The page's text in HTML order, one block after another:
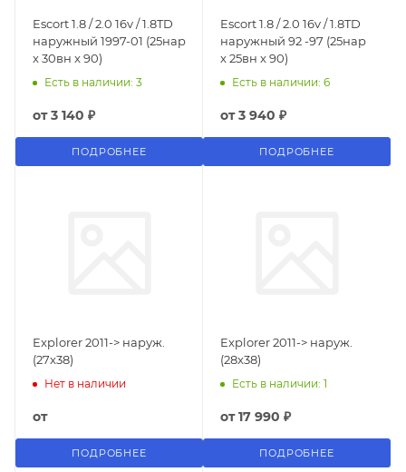
Escort 1.8 / 2.0 16v / 1.8TD
наружный 1997-01 (25нар
x 30вн x 90)
Есть в наличии: 3
от3 140 ₽
ПОДРОБНЕЕ
Escort 1.8 / 2.0 16v / 1.8TD
наружный 92 -97 (25нар
x 25вн x 90)
Есть в наличии: 6
от3 940 ₽
ПОДРОБНЕЕ
Explorer 2011-> наруж.
(27x38)
Нет в наличии
от
ПОДРОБНЕЕ
Explorer 2011-> наруж.
(28x38)
Есть в наличии: 1
от17 990 ₽
ПОДРОБНЕЕ